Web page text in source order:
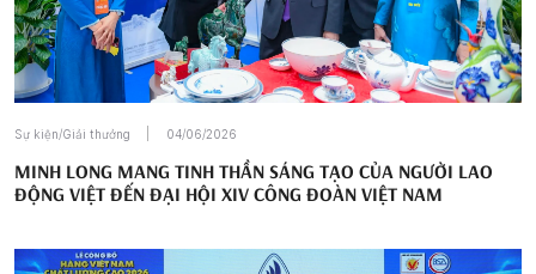
Sự kiện/Giải thưởng 04/06/2026
MINH LONG MANG TINH THẦN SÁNG TẠO CỦA NGƯỜI LAO
ĐỘNG VIỆT ĐẾN ĐẠI HỘI XIV CÔNG ĐOÀN VIỆT NAM